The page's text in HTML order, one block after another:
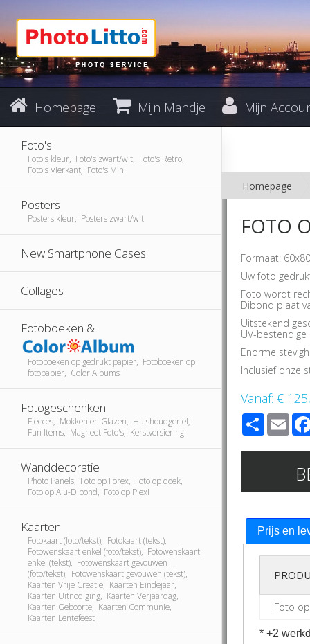
Homepage Mijn Mandje Mijn
Foto's
Foto's kleur, Foto's zwart/wit, Foto's Retro,
Foto's Vierkant, Foto's Mini
Posters
Posters kleur, Posters zwart/wit
New Smartphone Cases
Collages
Fotoboeken &
Fotoboeken op gedrukt papier, Fotoboeken op
fotopapier, Color Albums
Fotogeschenken
Fleeces, Mokken en Glazen, Huishoudgerief,
Fun Items, Magneet Foto's, Kerstversiering
Wanddecoratie
Photo Panels, Foto op Forex, Foto op doek,
Foto op Alu-Dibond, Foto op Plexi
Kaarten
Fotokaart (foto/tekst), Fotokaart (tekst),
Fotowenskaart enkel (foto/tekst), Fotowenskaart
enkel (tekst), Fotowenskaart gevouwen
(foto/tekst), Fotowenskaart gevouwen (tekst),
Kaarten Vrije Creatie, Kaarten Eindejaar,
Kaarten Uitnodiging, Kaarten Verjaardag,
Kaarten Geboorte, Kaarten Communie,
Kaarten Lentefeest
Homepage
FOTO
Formaat:
Uw foto
Foto wordt
Dibond plaat
Uitstekend
UV-bestendige
Enorme
Inclusief onze
Vanaf:€
Share
Prijs en
Foto
* +2